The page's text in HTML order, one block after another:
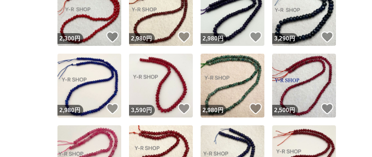
2,300円 いいね！
2,980円 いいね！
2,980円 いいね！
3,290円
2,980円 いいね！
3,590円 いいね！
2,980円 いいね！
2,500円